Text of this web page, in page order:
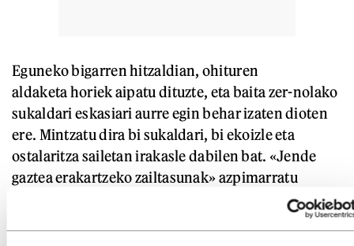
Eguneko bigarren hitzaldian, ohituren
aldaketa horiek aipatu dituzte, eta baita zer-nolako
sukaldari eskasiari aurre egin behar izaten dioten
ere. Mintzatu dira bi sukaldari, bi ekoizle eta
ostalaritza sailetan irakasle dabilen bat. «Jende
gaztea erakartzeko zailtasunak» azpimarratu
dituzte denek: batzuei iruditzen zaie garai bateko